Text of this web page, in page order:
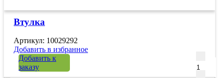
Втулка
Артикул: 10029292
Добавить в избранное
Добавить к
заказу